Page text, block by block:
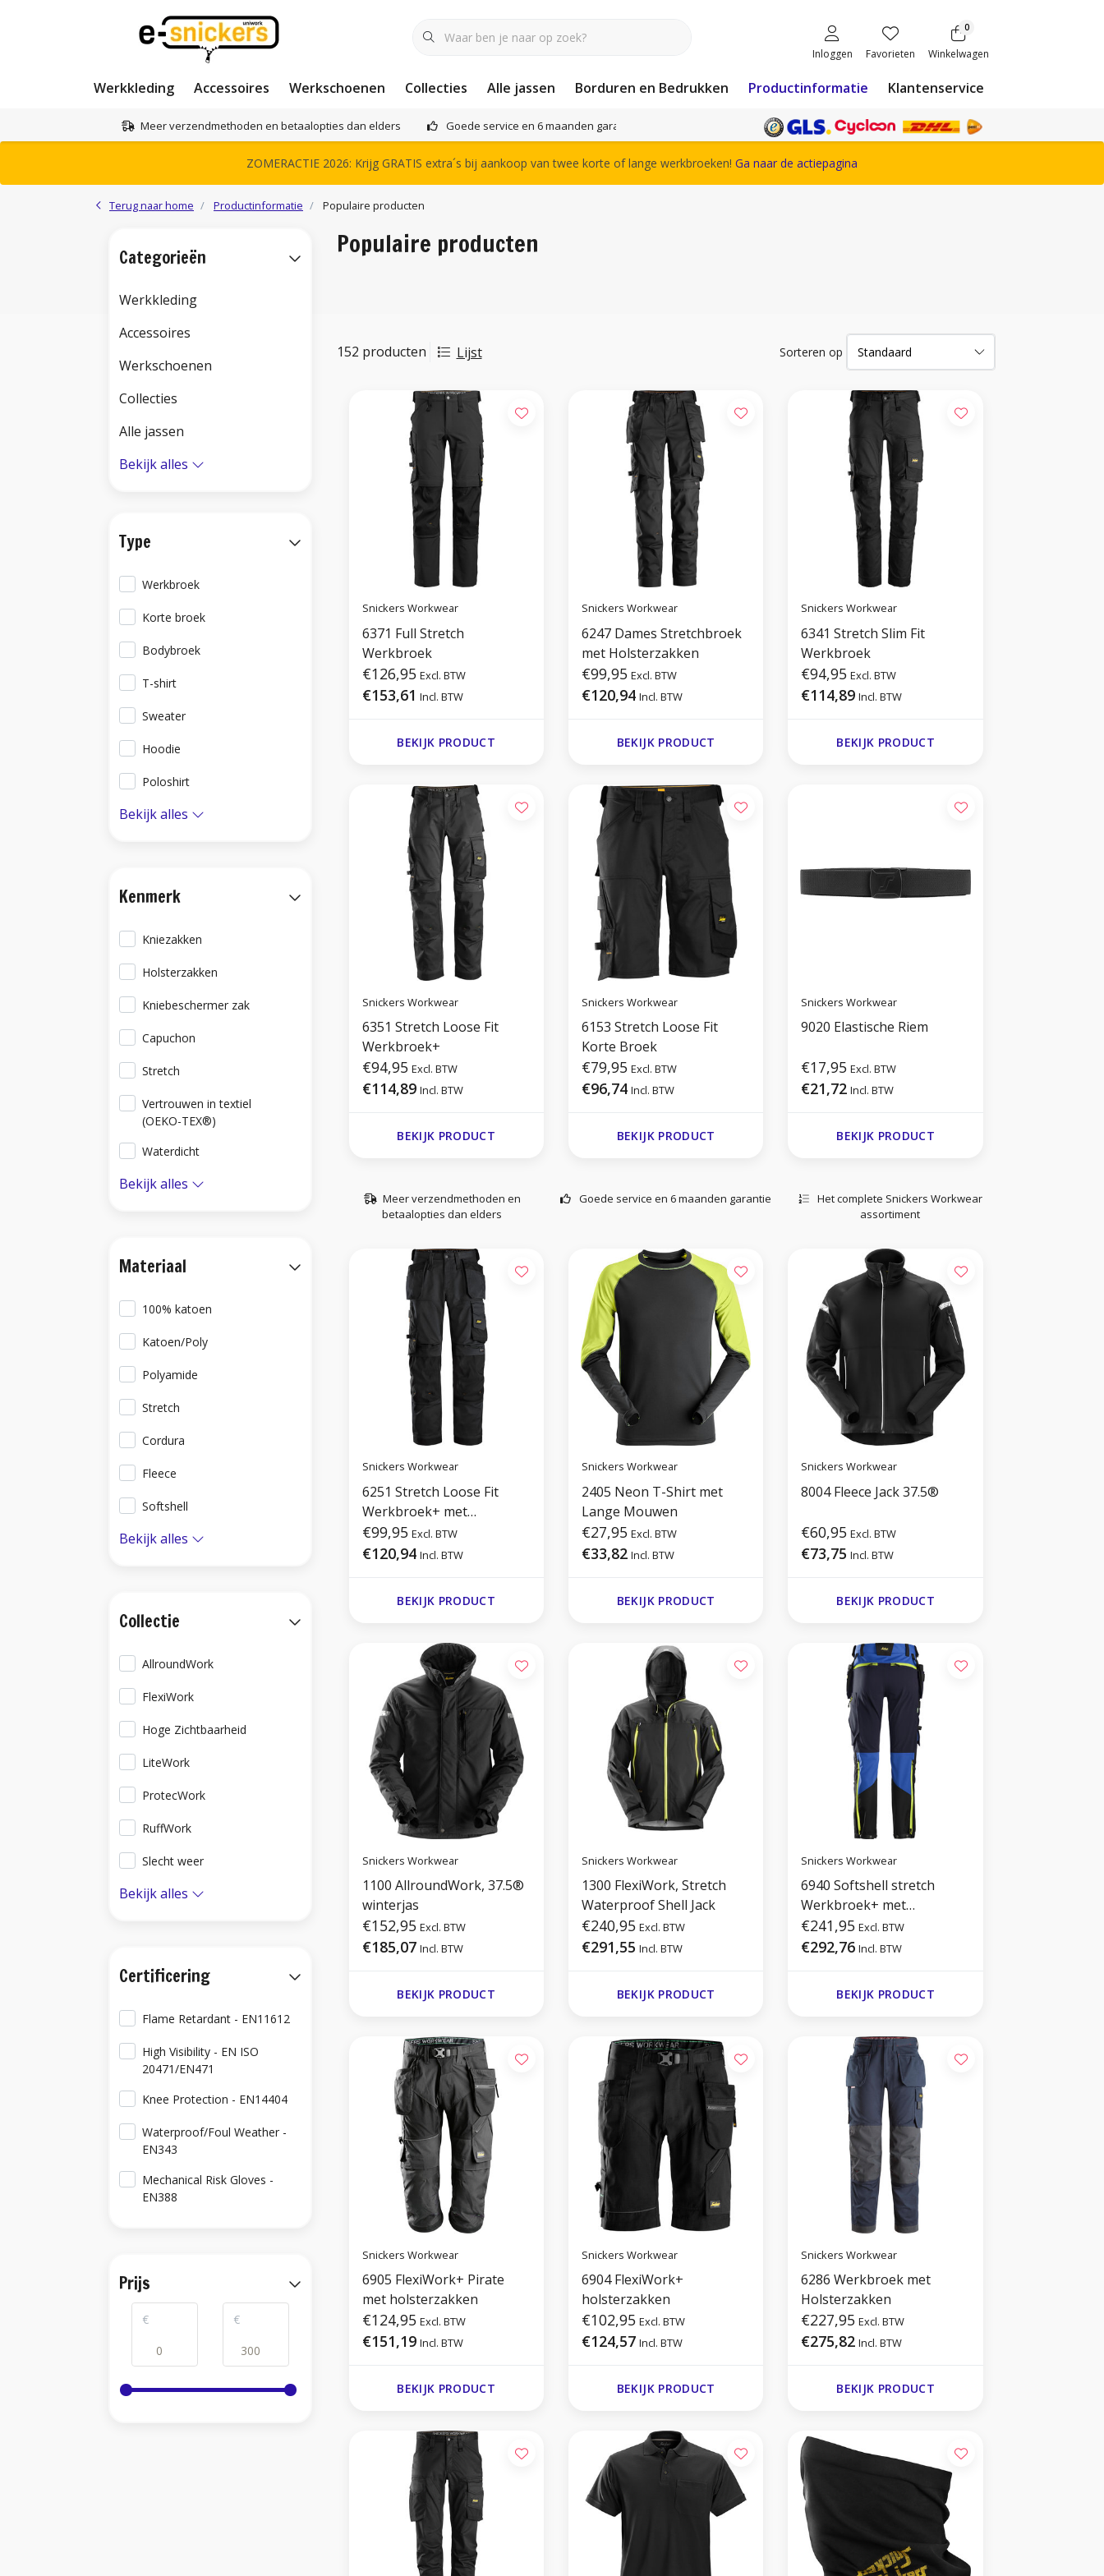
Inloggen Favorieten
0
Winkelwagen
Werkkleding Accessoires Werkschoenen Collecties Alle jassen Borduren en Bedrukken Productinformatie Klantenservice
Meer verzendmethoden en betaalopties dan elders Goede service en 6 maanden garantie Het complete Snickers Workwear assortiment
ZOMERACTIE 2026: Krijg GRATIS extra´s bij aankoop van twee korte of lange werkbroeken! Ga naar de actiepagina
Terug naar home Productinformatie Populaire producten
Populaire producten
152 producten Lijst Sorteren op
Snickers Workwear
6371 Full Stretch
Werkbroek
€126,95 Excl. BTW
€153,61 Incl. BTW
BEKIJK PRODUCT
Snickers Workwear
6247 Dames Stretchbroek
met Holsterzakken
€99,95 Excl. BTW
€120,94 Incl. BTW
BEKIJK PRODUCT
Snickers Workwear
6341 Stretch Slim Fit
Werkbroek
€94,95 Excl. BTW
€114,89 Incl. BTW
BEKIJK PRODUCT
Snickers Workwear
6351 Stretch Loose Fit
Werkbroek+
€94,95 Excl. BTW
€114,89 Incl. BTW
BEKIJK PRODUCT
Snickers Workwear
6153 Stretch Loose Fit
Korte Broek
€79,95 Excl. BTW
€96,74 Incl. BTW
BEKIJK PRODUCT
Snickers Workwear
9020 Elastische Riem
€17,95 Excl. BTW
€21,72 Incl. BTW
BEKIJK PRODUCT
Meer verzendmethoden en
betaalopties dan elders
Goede service en 6 maanden garantie
Het complete Snickers Workwear
assortiment
Snickers Workwear
6251 Stretch Loose Fit
Werkbroek+ met
Holsterzakken
€99,95 Excl. BTW
€120,94 Incl. BTW
BEKIJK PRODUCT
Snickers Workwear
2405 Neon T-Shirt met
Lange Mouwen
€27,95 Excl. BTW
€33,82 Incl. BTW
BEKIJK PRODUCT
Snickers Workwear
8004 Fleece Jack 37.5®
€60,95 Excl. BTW
€73,75 Incl. BTW
BEKIJK PRODUCT
Snickers Workwear
1100 AllroundWork, 37.5®
winterjas
€152,95 Excl. BTW
€185,07 Incl. BTW
BEKIJK PRODUCT
Snickers Workwear
1300 FlexiWork, Stretch
Waterproof Shell Jack
€240,95 Excl. BTW
€291,55 Incl. BTW
BEKIJK PRODUCT
Snickers Workwear
6940 Softshell stretch
Werkbroek+ met
Holsterzakken
€241,95 Excl. BTW
€292,76 Incl. BTW
BEKIJK PRODUCT
Snickers Workwear
6905 FlexiWork+ Pirate
met holsterzakken
€124,95 Excl. BTW
€151,19 Incl. BTW
BEKIJK PRODUCT
Snickers Workwear
6904 FlexiWork+
holsterzakken
€102,95 Excl. BTW
€124,57 Incl. BTW
BEKIJK PRODUCT
Snickers Workwear
6286 Werkbroek met
Holsterzakken
€227,95 Excl. BTW
€275,82 Incl. BTW
BEKIJK PRODUCT
Categorieën
Werkkleding
Accessoires
Werkschoenen
Collecties
Alle jassen
Bekijk alles
Type
Werkbroek
Korte broek
Bodybroek
T-shirt
Sweater
Hoodie
Poloshirt
Bekijk alles
Kenmerk
Kniezakken
Holsterzakken
Kniebeschermer zak
Capuchon
Stretch
Vertrouwen in textiel
(OEKO-TEX®)
Waterdicht
Bekijk alles
Materiaal
100% katoen
Katoen/Poly
Polyamide
Stretch
Cordura
Fleece
Softshell
Bekijk alles
Collectie
AllroundWork
FlexiWork
Hoge Zichtbaarheid
LiteWork
ProtecWork
RuffWork
Slecht weer
Bekijk alles
Certificering
Flame Retardant - EN11612
High Visibility - EN ISO
20471/EN471
Knee Protection - EN14404
Waterproof/Foul Weather -
EN343
Mechanical Risk Gloves -
EN388
Prijs
€ €